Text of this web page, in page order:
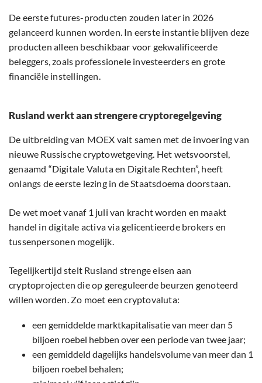
De eerste futures-producten zouden later in 2026
gelanceerd kunnen worden. In eerste instantie blijven deze
producten alleen beschikbaar voor gekwalificeerde
beleggers, zoals professionele investeerders en grote
financiële instellingen.
Rusland werkt aan strengere cryptoregelgeving
De uitbreiding van MOEX valt samen met de invoering van
nieuwe Russische cryptowetgeving. Het wetsvoorstel,
genaamd “Digitale Valuta en Digitale Rechten”, heeft
onlangs de eerste lezing in de Staatsdoema doorstaan.
De wet moet vanaf 1 juli van kracht worden en maakt
handel in digitale activa via gelicentieerde brokers en
tussenpersonen mogelijk.
Tegelijkertijd stelt Rusland strenge eisen aan
cryptoprojecten die op gereguleerde beurzen genoteerd
willen worden. Zo moet een cryptovaluta:
een gemiddelde marktkapitalisatie van meer dan 5
biljoen roebel hebben over een periode van twee jaar;
een gemiddeld dagelijks handelsvolume van meer dan 1
biljoen roebel behalen;